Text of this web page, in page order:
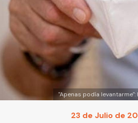
"Apenas podía
23 de Julio de